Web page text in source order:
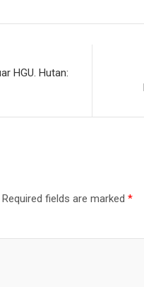
HGU. Hutan:
Required fields are marked*